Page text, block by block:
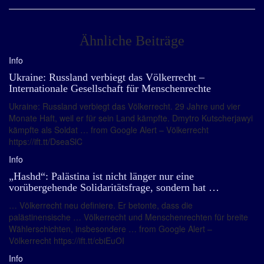
Ähnliche Beiträge
Info
Ukraine: Russland verbiegt das Völkerrecht –
Internationale Gesellschaft für Menschenrechte
Ukraine: Russland verbiegt das Völkerrecht. 29 Jahre und vier
Monate Haft, weil er für sein Land kämpfte. Dmytro Kutscherjawyi
kämpfte als Soldat … from Google Alert – Völkerrecht
https://ift.tt/DseaSlC
Info
„Hashd“: Palästina ist nicht länger nur eine
vorübergehende Solidaritätsfrage, sondern hat …
… Völkerrecht neu definiere. Er betonte, dass die
palästinensische … Völkerrecht und Menschenrechten für breite
Wählerschichten, insbesondere … from Google Alert –
Völkerrecht https://ift.tt/cbiEuOI
Info